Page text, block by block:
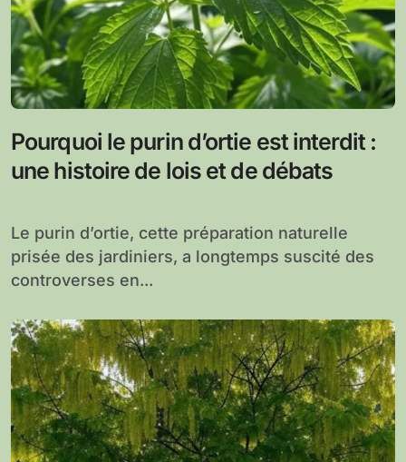
Pourquoi le purin d’ortie est interdit :
une histoire de lois et de débats
Le purin d’ortie, cette préparation naturelle
prisée des jardiniers, a longtemps suscité des
controverses en...